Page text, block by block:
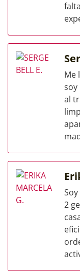
Me
soy
al
2